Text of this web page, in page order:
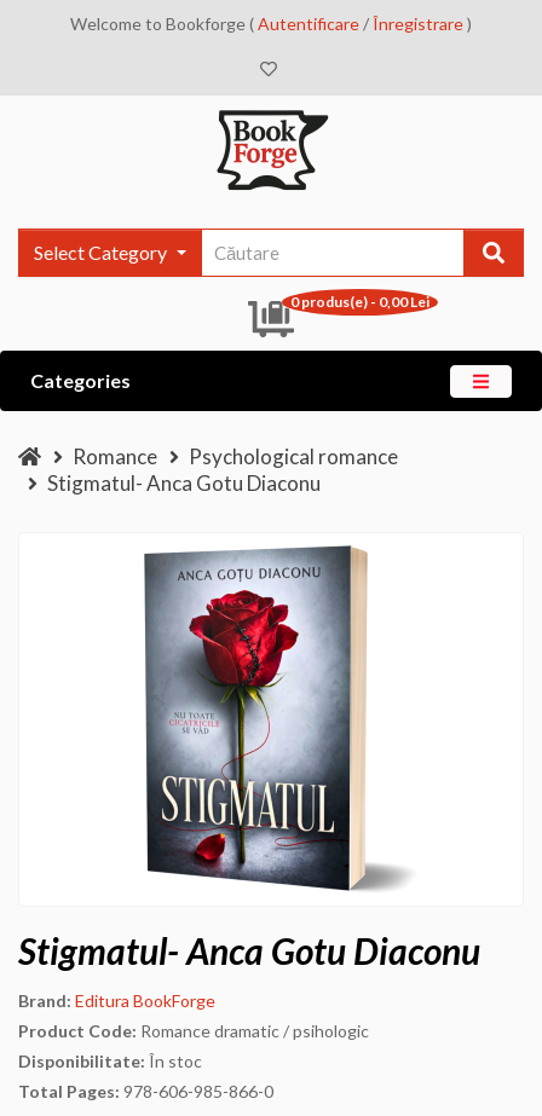
Welcome to Bookforge (Autentificare/Înregistrare)
Select Category
0 produs(e) - 0,00 Lei
Categories
Romance
Psychological romance
Stigmatul- Anca Gotu Diaconu
Stigmatul- Anca Gotu Diaconu
Brand: Editura BookForge
Product Code: Romance dramatic / psihologic
Disponibilitate: În stoc
Total Pages: 978-606-985-866-0